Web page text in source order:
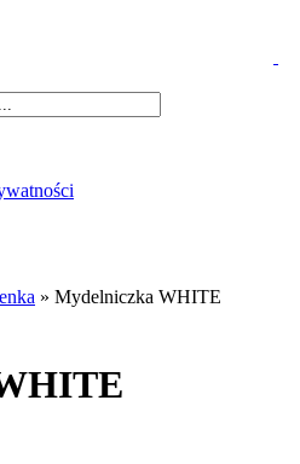
» Mydelniczka WHITE